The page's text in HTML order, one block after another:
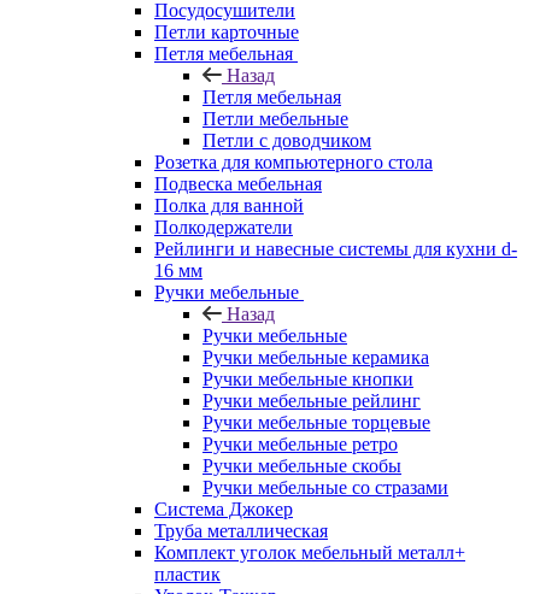
Посудосушители
Петли карточные
Петля мебельная
Назад
Петля мебельная
Петли мебельные
Петли с доводчиком
Розетка для компьютерного стола
Подвеска мебельная
Полка для ванной
Полкодержатели
Рейлинги и навесные системы для кухни d-
16 мм
Ручки мебельные
Назад
Ручки мебельные
Ручки мебельные керамика
Ручки мебельные кнопки
Ручки мебельные рейлинг
Ручки мебельные торцевые
Ручки мебельные ретро
Ручки мебельные скобы
Ручки мебельные со стразами
Система Джокер
Труба металлическая
Комплект уголок мебельный металл+
пластик